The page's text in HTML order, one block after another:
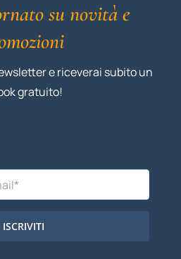
su novità e
e riceverai subito un
gratuito!
ISCRIVITI